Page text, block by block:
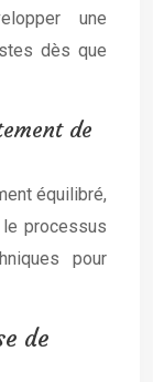
une
dès que
de
équilibré,
processus
pour
de